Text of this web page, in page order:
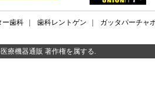
ー歯科 歯科レントゲン
ガッタパーチャ
医療機器通販 著作権を属する.